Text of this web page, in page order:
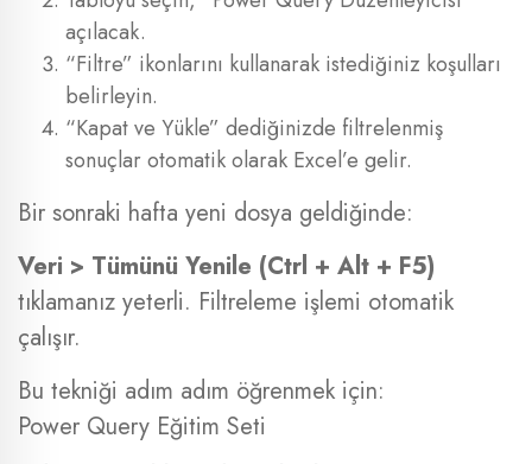
açılacak.
“Filtre” ikonlarını kullanarak istediğiniz koşulları
belirleyin.
“Kapat ve Yükle” dediğinizde filtrelenmiş
sonuçlar otomatik olarak Excel’e gelir.
Bir sonraki hafta yeni dosya geldiğinde:
Veri > Tümünü Yenile (Ctrl + Alt + F5)
tıklamanız yeterli. Filtreleme işlemi otomatik
çalışır.
Bu tekniği adım adım öğrenmek için:
Power Query Eğitim Seti